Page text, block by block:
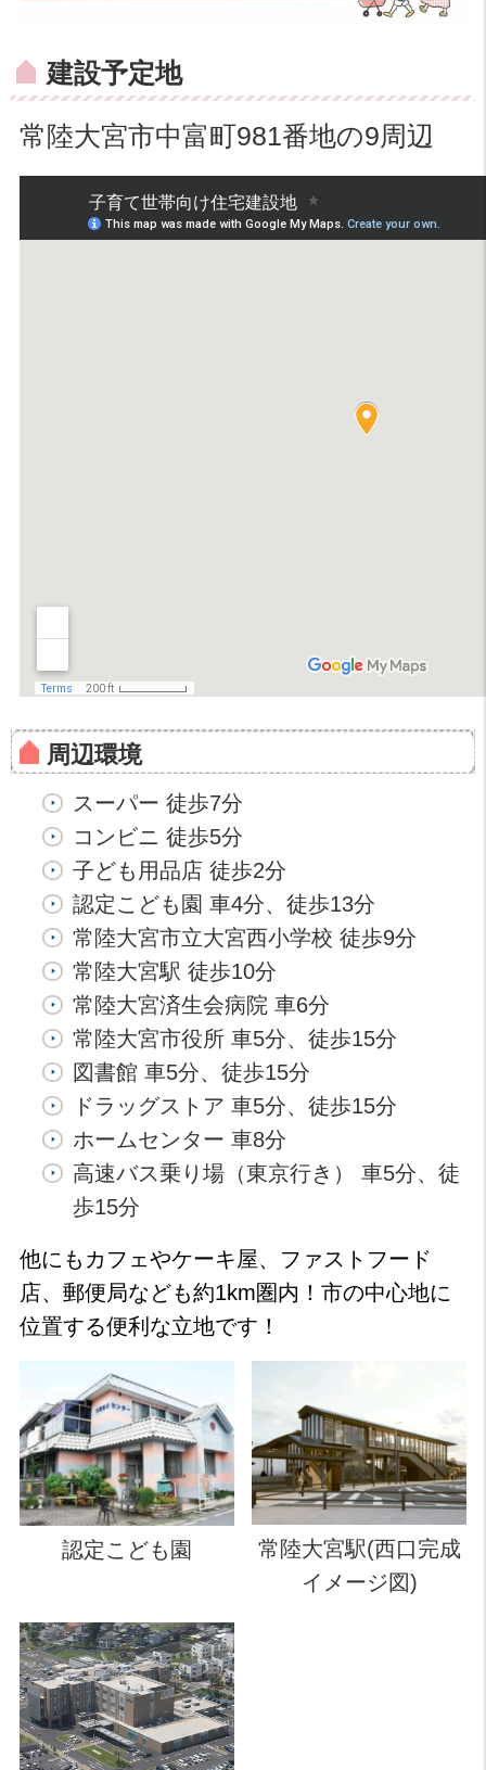
建設予定地
常陸大宮市中富町981番地の9周辺
周辺環境
スーパー 徒歩7分
コンビニ 徒歩5分
子ども用品店 徒歩2分
認定こども園 車4分、徒歩13分
常陸大宮市立大宮西小学校 徒歩9分
常陸大宮駅 徒歩10分
常陸大宮済生会病院 車6分
常陸大宮市役所 車5分、徒歩15分
図書館 車5分、徒歩15分
ドラッグストア 車5分、徒歩15分
ホームセンター 車8分
高速バス乗り場（東京行き） 車5分、徒
歩15分
他にもカフェやケーキ屋、ファストフード
店、郵便局なども約1km圏内！市の中心地に
位置する便利な立地です！
認定こども園
常陸大宮駅(西口完成
イメージ図)